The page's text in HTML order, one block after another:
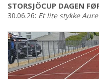
STORSJÖCUP DAGEN
30.06.26: Et lite stykke